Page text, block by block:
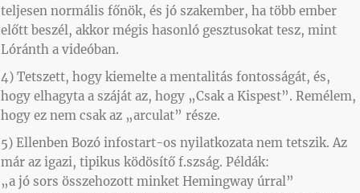
teljesen normális főnök, és jó szakember, ha több ember
előtt beszél, akkor mégis hasonló gesztusokat tesz, mint
Lóránth a videóban.
4) Tetszett, hogy kiemelte a mentalitás fontosságát, és,
hogy elhagyta a száját az, hogy „Csak a Kispest”. Remélem,
hogy ez nem csak az „arculat” része.
5) Ellenben Bozó infostart-os nyilatkozata nem tetszik. Az
már az igazi, tipikus ködösítő f.szság. Példák:
„a jó sors összehozott minket Hemingway úrral”